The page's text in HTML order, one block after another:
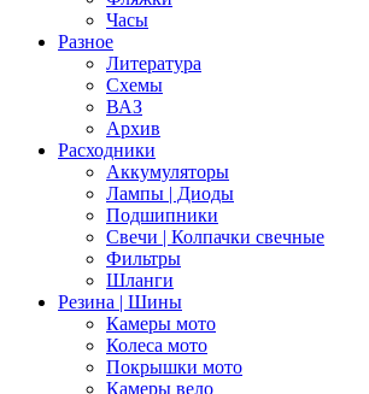
Часы
Разное
Литература
Схемы
ВАЗ
Архив
Расходники
Аккумуляторы
Лампы | Диоды
Подшипники
Свечи | Колпачки свечные
Фильтры
Шланги
Резина | Шины
Камеры мото
Колеса мото
Покрышки мото
Камеры вело